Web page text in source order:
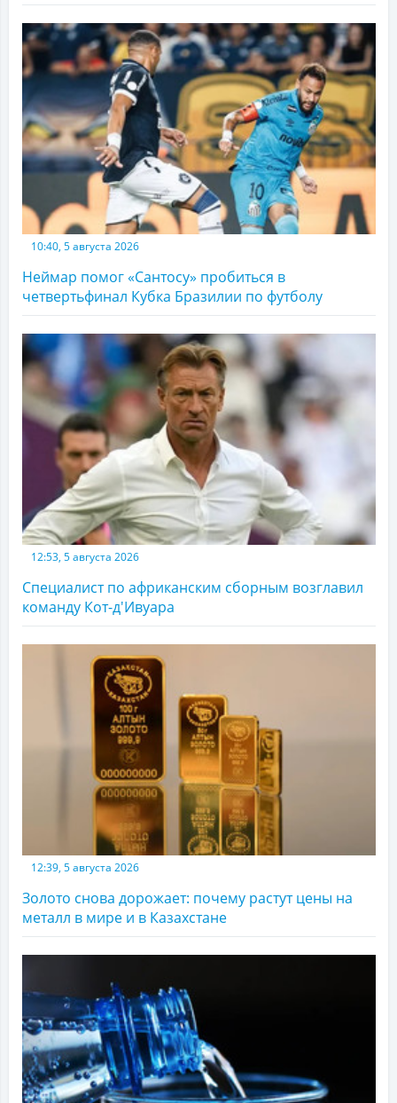
10:40, 5 августа 2026
Неймар помог «Сантосу» пробиться в
четвертьфинал Кубка Бразилии по футболу
12:53, 5 августа 2026
Специалист по африканским сборным возглавил
команду Кот-д'Ивуара
12:39, 5 августа 2026
Золото снова дорожает: почему растут цены на
металл в мире и в Казахстане